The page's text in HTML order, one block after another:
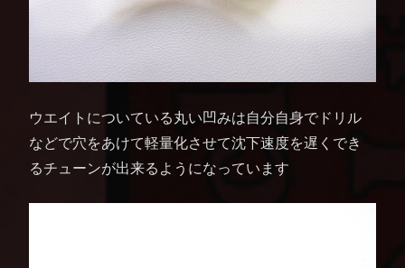
ウエイトについている丸い凹みは自分自身でドリル
などで穴をあけて軽量化させて沈下速度を遅くでき
るチューンが出来るようになっています